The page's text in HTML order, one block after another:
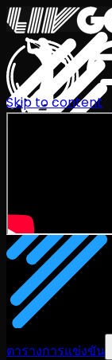
ตารางการแข่งขัน
Skip to content